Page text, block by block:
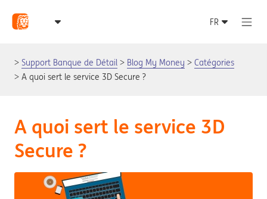
Support Banque de Détail Blog My Money
Catégories
A quoi sert le service 3D Secure ?
A quoi sert le service 3D
Secure ?